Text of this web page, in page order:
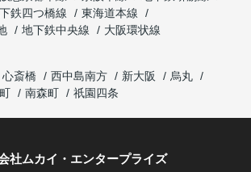
鉄四つ橋線
東海道本線
地下鉄中央線
大阪環状線
心斎橋 西中島南方 新大阪
烏丸
南森町 祇園四条
社ムカイ・エンタープライズ